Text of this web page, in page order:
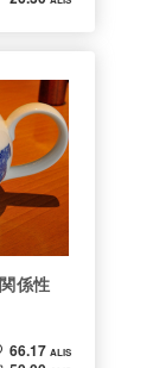
係性
66.17 ALIS